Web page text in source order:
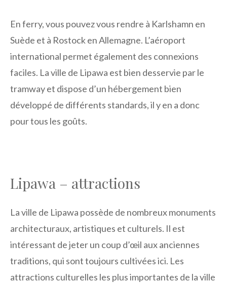
En ferry, vous pouvez vous rendre à Karlshamn en
Suède et à Rostock en Allemagne. L’aéroport
international permet également des connexions
faciles. La ville de Lipawa est bien desservie par le
tramway et dispose d’un hébergement bien
développé de différents standards, il y en a donc
pour tous les goûts.
Lipawa – attractions
La ville de Lipawa possède de nombreux monuments
architecturaux, artistiques et culturels. Il est
intéressant de jeter un coup d’œil aux anciennes
traditions, qui sont toujours cultivées ici. Les
attractions culturelles les plus importantes de la ville